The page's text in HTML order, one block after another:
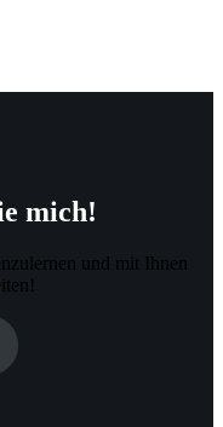
mich!
und mit Ihnen